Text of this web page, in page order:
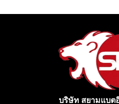
บริษัท สยามแบต